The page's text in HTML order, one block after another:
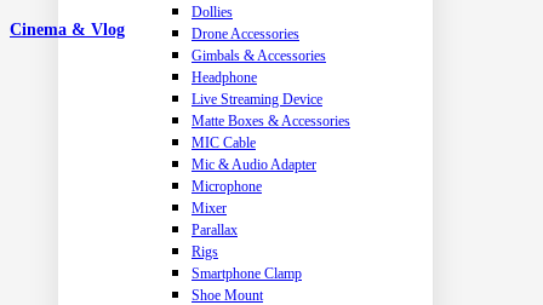
Dollies
Drone Accessories
Gimbals & Accessories
Headphone
Live Streaming Device
Matte Boxes & Accessories
MIC Cable
Mic & Audio Adapter
Microphone
Mixer
Parallax
Rigs
Smartphone Clamp
Shoe Mount
Cinema & Vlog